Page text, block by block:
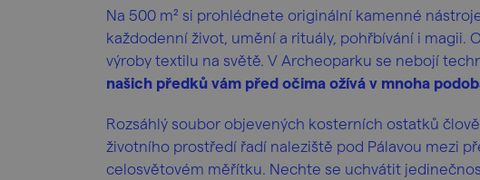
Na 500 m² si prohlédnete originální kamenné
každodenní život, umění a rituály, pohřbívání i magii.
výroby textilu na světě. V Archeoparku se nebojí
našich předků vám před očima ožívá v mnoha
Rozsáhlý soubor objevených kosterních ostatků
životního prostředí řadí naleziště pod Pálavou mezi
celosvětovém měřítku. Nechte se uchvátit